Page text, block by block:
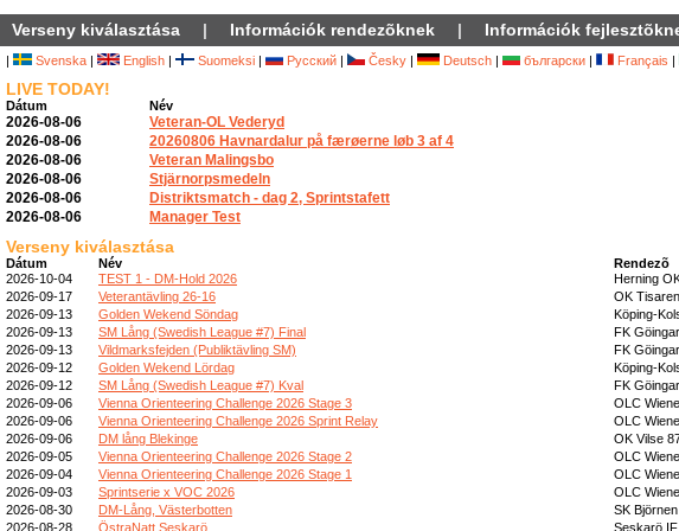
Verseny kiválasztása | Információk rendezõknek | Információk
| Svenska | English | Suomeksi | Русский | Česky | Deutsch | български | Français |
LIVE TODAY!
Dátum Név
2026-08-06 Veteran-OL Vederyd
2026-08-06
20260806 Havnardalur på færøerne løb 3 af 4
2026-08-06
Veteran Malingsbo
2026-08-06
Stjärnorpsmedeln
2026-08-06
Distriktsmatch - dag 2, Sprintstafett
2026-08-06
Manager Test
Verseny kiválasztása
Dátum Név
Rendezõ
2026-10-04
TEST 1 - DM-Hold 2026
Herning
2026-09-17
Veterantävling 26-16
OK Tisaren
2026-09-13
Golden Wekend Söndag
Köping-
2026-09-13
SM Lång (Swedish League #7) Final
FK
2026-09-13
Vildmarksfejden (Publiktävling SM)
FK
2026-09-12
Golden Wekend Lördag
Köping-
2026-09-12
SM Lång (Swedish League #7) Kval
FK
2026-09-06
Vienna Orienteering Challenge 2026 Stage 3
OLC
2026-09-06
Vienna Orienteering Challenge 2026 Sprint Relay
OLC
2026-09-06
DM lång Blekinge
OK Vilse
2026-09-05
Vienna Orienteering Challenge 2026 Stage 2
OLC
2026-09-04
Vienna Orienteering Challenge 2026 Stage 1
OLC
2026-09-03
Sprintserie x VOC 2026
OLC
2026-08-30
DM-Lång, Västerbotten
SK
2026-08-28
ÖstraNatt Seskarö Seskarö IF